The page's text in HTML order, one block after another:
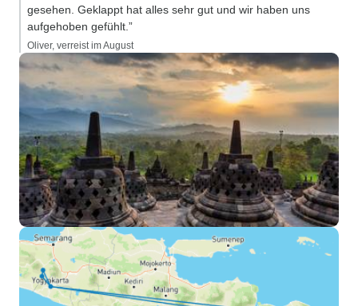
Nähe eines
Tempel mit
einige
Zeit zeigt, als
niederländische
schöner, sehr
Tempel in der
eines besonders
Klosters, wieder
sachkundigen
Gefolgt von
der Wildnis und
Beeindruckend.
gesehen. Geklappt hat alles sehr gut und wir haben uns
aufgehoben gefühlt.”
Oliver, verreist im August